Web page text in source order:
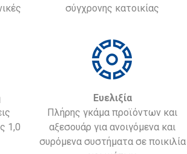
σύγχρονης κατοικίας
1,0
Ευελιξία
Πλήρης γκάμα προϊόντων και
αξεσουάρ για ανοιγόμενα και
συρόμενα συστήματα σε ποικιλία